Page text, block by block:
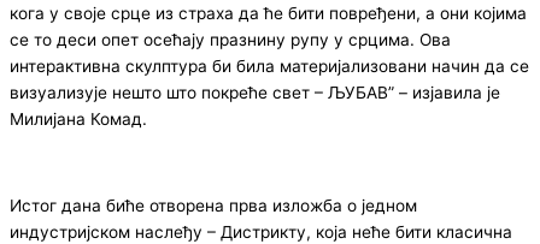
кога у своје срце из страха да ће бити повређени, а они којима
се то деси опет осећају празнину рупу у срцима. Ова
интерактивна скулптура би била материјализовани начин да се
визуализује нешто што покреће свет – ЉУБАВ” – изјавила је
Милијана Комад.
Истог дана биће отворена прва изложба о једном
индустријском наслеђу – Дистрикту, која неће бити класична